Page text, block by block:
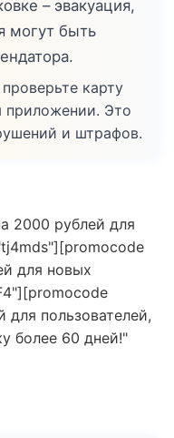
– эвакуация,
могут быть
карту
приложении. Это
и штрафов.
2000 рублей для
для новых
пользователей,
более 60 дней!"